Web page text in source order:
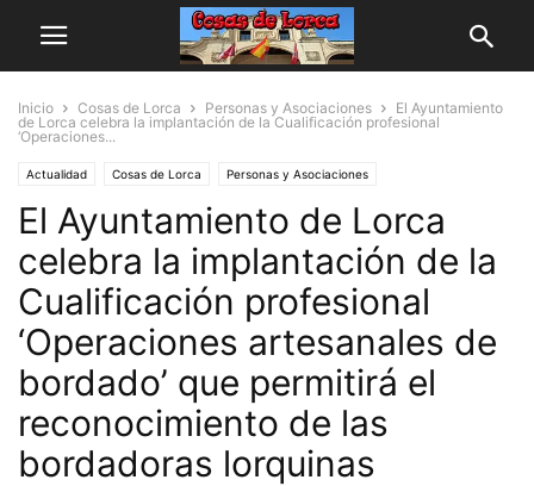
Inicio Cosas de Lorca Personas y Asociaciones
El Ayuntamiento
de Lorca celebra la implantación de la Cualificación profesional
‘Operaciones...
Actualidad Cosas de Lorca Personas y Asociaciones
El Ayuntamiento de Lorca
celebra la implantación de la
Cualificación profesional
‘Operaciones artesanales de
bordado’ que permitirá el
reconocimiento de las
bordadoras lorquinas